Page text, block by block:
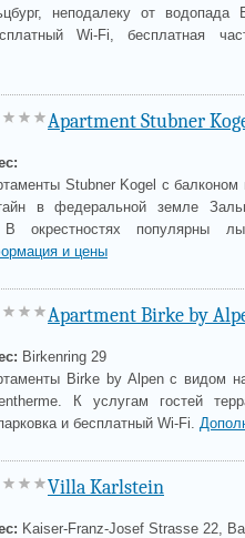
неподалеку от
Wi-Fi, бесплатная
Apartment Stubner
Stubner Kogel с
в федеральной земле
В окрестностях популярны
и цены
Apartment Birke by
Birkenring 29
Birke by Alpen с видом
К услугам гостей
и бесплатный Wi-Fi.
Villa Karlstein
Kaiser-Franz-Josef Strasse 22,